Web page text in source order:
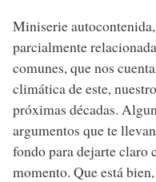
Miniserie
parcialmente
comunes, que nos
climática de este,
próximas décadas.
argumentos que te
fondo para dejarte claro
momento. Que está